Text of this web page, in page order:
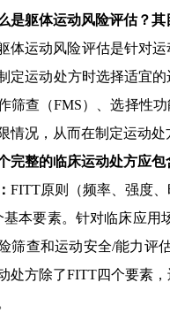
是躯体运动风险评估？其
体运动风险评估是针对
定运动处方时选择适宜
筛查（FMS）、选择性
情况，从而在制定运动
完整的临床运动处方应包
FITT原则（频率、强度
基本要素。针对临床应用
筛查和运动安全/能力评
处方除了FITT四个要素